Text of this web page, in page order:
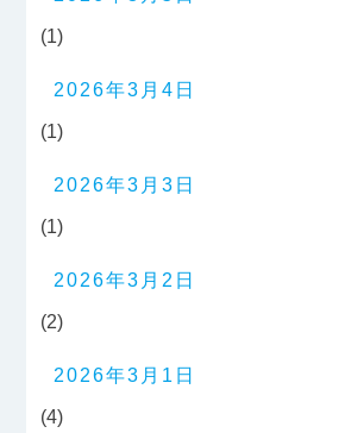
(1)
2026年3月4日
(1)
2026年3月3日
(1)
2026年3月2日
(2)
2026年3月1日
(4)